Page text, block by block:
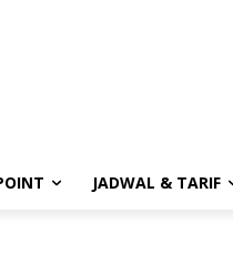
JADWAL & TARIF